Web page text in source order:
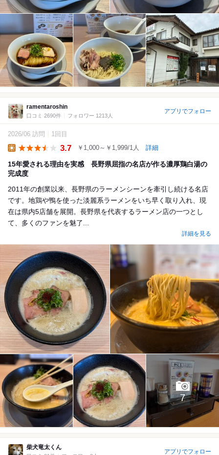
ramentaroshin
口コミ 2690件 フォロワー 1213人
アプリでフォロー
2026/06 訪問 1回目
3.7 ￥1,000～￥1,999/1人 詳細
15年愛される理由を実感 長野県屈指の名店が作る濃厚鶏白湯の
完成度
2011年の創業以来、長野県のラーメンシーンを牽引し続ける名店
です。地鶏や鴨を使った淡麗系ラーメンをいち早く取り入れ、現
在は県内5店舗を展開。長野県を代表するラーメン店の一つとし
て、多くのファンを魅了...
詳細を見る
7
柴犬竜太くん
アプリでフォロー